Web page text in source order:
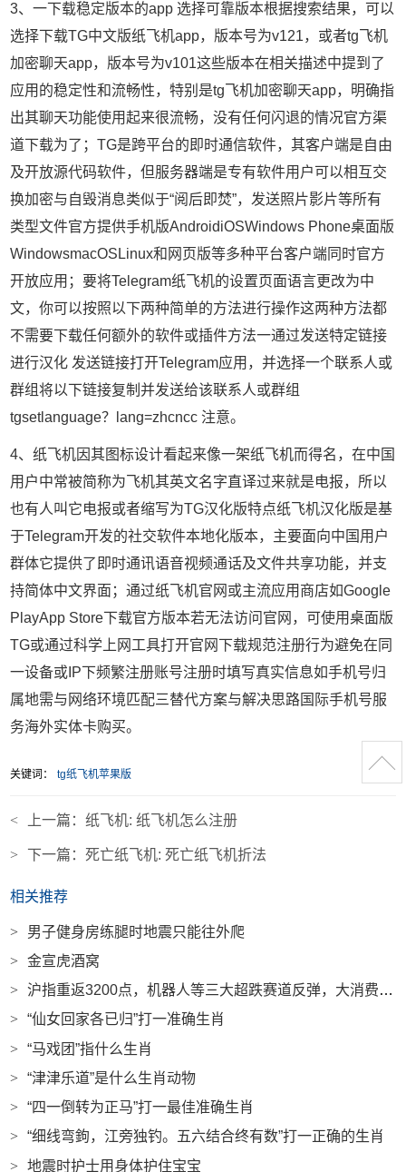
3、一下载稳定版本的app 选择可靠版本根据搜索结果，可以
选择下载TG中文版纸飞机app，版本号为v121，或者tg飞机
加密聊天app，版本号为v101这些版本在相关描述中提到了
应用的稳定性和流畅性，特别是tg飞机加密聊天app，明确指
出其聊天功能使用起来很流畅，没有任何闪退的情况官方渠
道下载为了；TG是跨平台的即时通信软件，其客户端是自由
及开放源代码软件，但服务器端是专有软件用户可以相互交
换加密与自毁消息类似于“阅后即焚”，发送照片影片等所有
类型文件官方提供手机版AndroidiOSWindows Phone桌面版
WindowsmacOSLinux和网页版等多种平台客户端同时官方
开放应用；要将Telegram纸飞机的设置页面语言更改为中
文，你可以按照以下两种简单的方法进行操作这两种方法都
不需要下载任何额外的软件或插件方法一通过发送特定链接
进行汉化 发送链接打开Telegram应用，并选择一个联系人或
群组将以下链接复制并发送给该联系人或群组
tgsetlanguage？lang=zhcncc 注意。
4、纸飞机因其图标设计看起来像一架纸飞机而得名，在中国
用户中常被简称为飞机其英文名字直译过来就是电报，所以
也有人叫它电报或者缩写为TG汉化版特点纸飞机汉化版是基
于Telegram开发的社交软件本地化版本，主要面向中国用户
群体它提供了即时通讯语音视频通话及文件共享功能，并支
持简体中文界面；通过纸飞机官网或主流应用商店如Google
PlayApp Store下载官方版本若无法访问官网，可使用桌面版
TG或通过科学上网工具打开官网下载规范注册行为避免在同
一设备或IP下频繁注册账号注册时填写真实信息如手机号归
属地需与网络环境匹配三替代方案与解决思路国际手机号服
务海外实体卡购买。
关键词： tg纸飞机苹果版
< 上一篇：纸飞机: 纸飞机怎么注册
> 下一篇：死亡纸飞机: 死亡纸飞机折法
相关推荐
>
男子健身房练腿时地震只能往外爬
>
金宣虎酒窝
>
沪指重返3200点，机器人等三大超跌赛道反弹，大消费概念领涨|界面新闻
>
“仙女回家各已归”打一准确生肖
>
“马戏团”指什么生肖
>
“津津乐道”是什么生肖动物
>
“四一倒转为正马”打一最佳准确生肖
>
“细线弯鉤，江旁独钓。五六结合终有数”打一正确的生肖
>
地震时护士用身体护住宝宝